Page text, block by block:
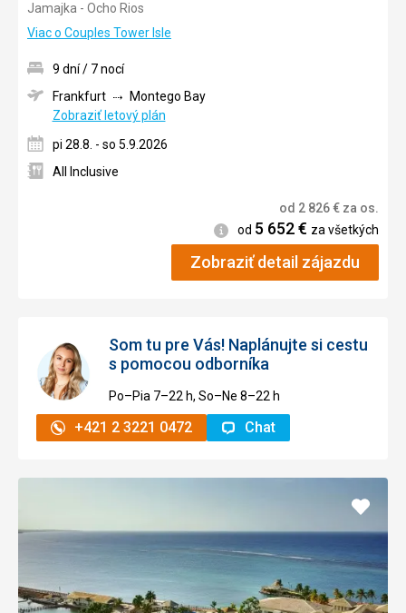
Jamajka - Ocho Rios
Viac o Couples Tower Isle
9 dní / 7 nocí
Frankfurt
Montego Bay
Zobraziť letový plán
pi 28.8. - so 5.9.2026
All Inclusive
od 2 826€ za os.
Informácie
od 5 652€ za všetkých
Zobraziť detail zájazdu
Som tu pre Vás! Naplánujte si cestu
s pomocou odborníka
Po–Pia 7–⁠⁠⁠⁠⁠⁠22 h, So–Ne 8–⁠⁠⁠⁠⁠⁠22 h
+421 2 3221 0472 Chat
Pridať